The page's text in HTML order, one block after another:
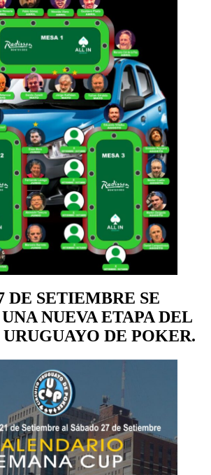
DE SETIEMBRE SE
NUEVA ETAPA DEL
DE POKER.